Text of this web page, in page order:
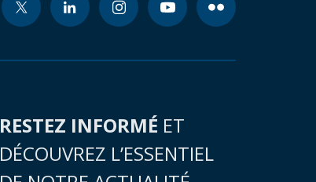
RESTEZ INFORMÉ ET
DÉCOUVREZ L’ESSENTIEL